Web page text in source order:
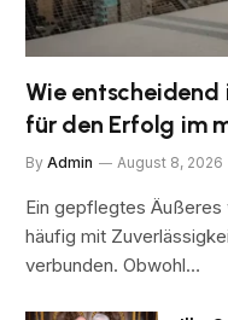
Wie
für den Erfolg im
By Admin August 8, 2026
Ein gepflegtes
häufig mit
verbunden. Obwohl…